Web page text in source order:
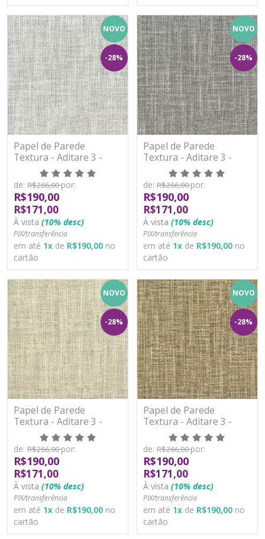
NOVO
-28%
Papel de Parede
Textura - Aditare 3 -
AD300404R - Vinílico
de: R$266,00por:
R$190,00
R$171,00
À vista (10% desc)
PIX/transferência
em até 1x de R$190,00 no
cartão
NOVO
-28%
Papel de Parede
Textura - Aditare 3 -
AD300405R - Vinílico
de: R$266,00por:
R$190,00
R$171,00
À vista (10% desc)
PIX/transferência
em até 1x de R$190,00 no
cartão
NOVO
-28%
Papel de Parede
Textura - Aditare 3 -
AD300406R - Vinílico
de: R$266,00por:
R$190,00
R$171,00
À vista (10% desc)
PIX/transferência
em até 1x de R$190,00 no
cartão
NOVO
-28%
Papel de Parede
Textura - Aditare 3 -
AD300407R - Vinílico
de: R$266,00por:
R$190,00
R$171,00
À vista (10% desc)
PIX/transferência
em até 1x de R$190,00 no
cartão